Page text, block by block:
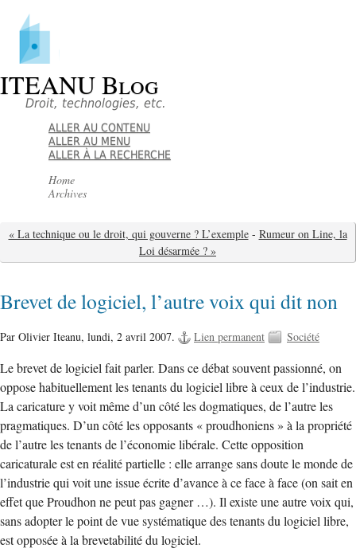
ITEANU Blog
Droit, technologies, etc.
ALLER AU CONTENU
ALLER AU MENU
ALLER À LA RECHERCHE
Home
Archives
« La technique ou le droit, qui gouverne ? L’exemple - Rumeur on Line, la
Loi désarmée ? »
Brevet de logiciel, l’autre voix qui dit non
Par Olivier Iteanu, lundi, 2 avril 2007. Lien permanent Société
Le brevet de logiciel fait parler. Dans ce débat souvent passionné, on
oppose habituellement les tenants du logiciel libre à ceux de l’industrie.
La caricature y voit même d’un côté les dogmatiques, de l’autre les
pragmatiques. D’un côté les opposants « proudhoniens » à la propriété
de l’autre les tenants de l’économie libérale. Cette opposition
caricaturale est en réalité partielle : elle arrange sans doute le monde de
l’industrie qui voit une issue écrite d’avance à ce face à face (on sait en
effet que Proudhon ne peut pas gagner …). Il existe une autre voix qui,
sans adopter le point de vue systématique des tenants du logiciel libre,
est opposée à la brevetabilité du logiciel.